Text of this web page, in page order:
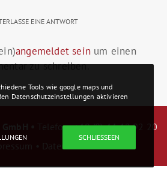
EINE ANTWORT
angemeldet sein um einen
zu schreiben.
Telefon: +49 (0) 44 42 92 20
Datenschutz
Tools wie google maps und
Datenschutzeinstellungen aktivieren
SCHLIESSEEN